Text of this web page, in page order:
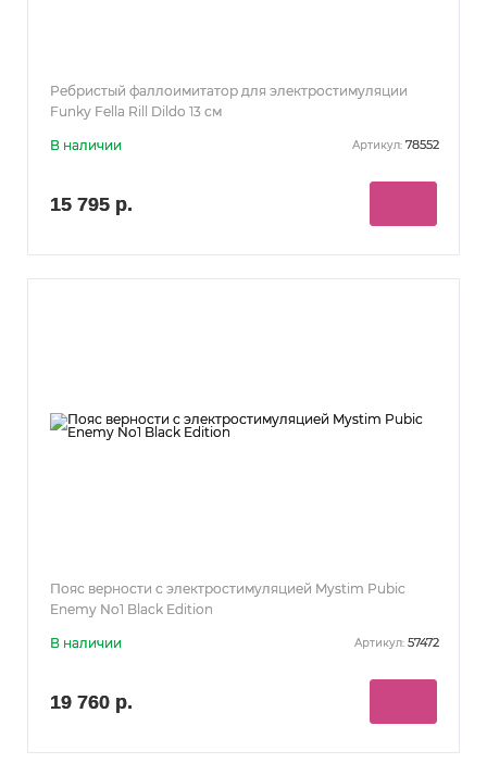
Ребристый фаллоимитатор для электростимуляции
Funky Fella Rill Dildo 13 см
В наличии Артикул: 78552
15 795 р.
Пояс верности с электростимуляцией Mystim Pubic
Enemy No1 Black Edition
В наличии Артикул: 57472
19 760 р.